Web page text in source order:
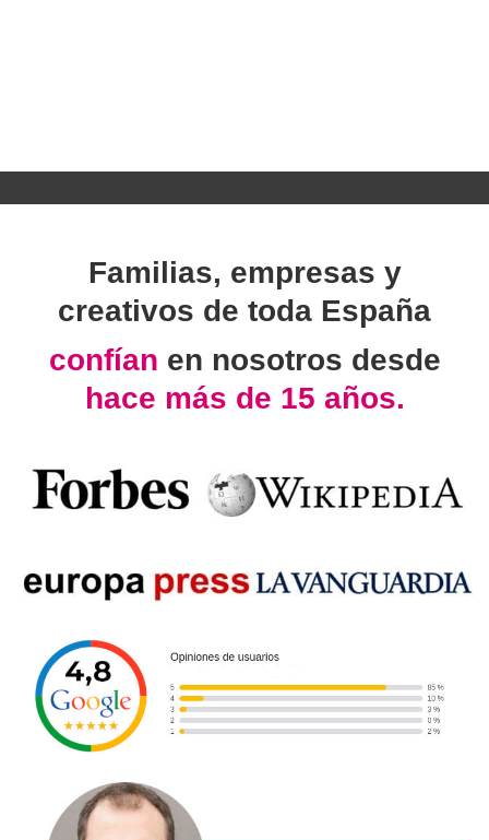
Familias, empresas y
creativos de toda España
confían en nosotros desde
hace más de 15 años.